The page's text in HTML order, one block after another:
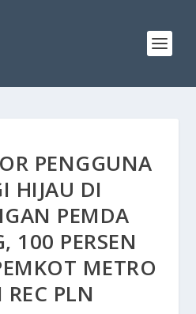
PENGGUNA
HIJAU DI
PEMDA
100 PERSEN
METRO
REC PLN